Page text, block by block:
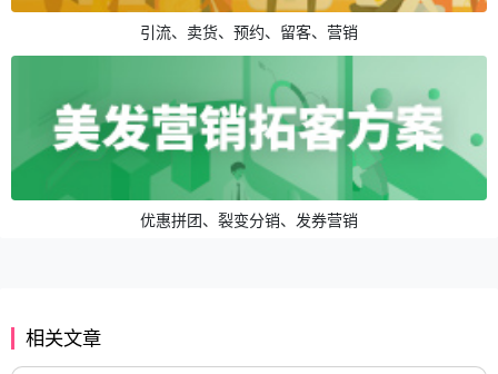
引流、卖货、预约、留客、营销
优惠拼团、裂变分销、发券营销
相关文章